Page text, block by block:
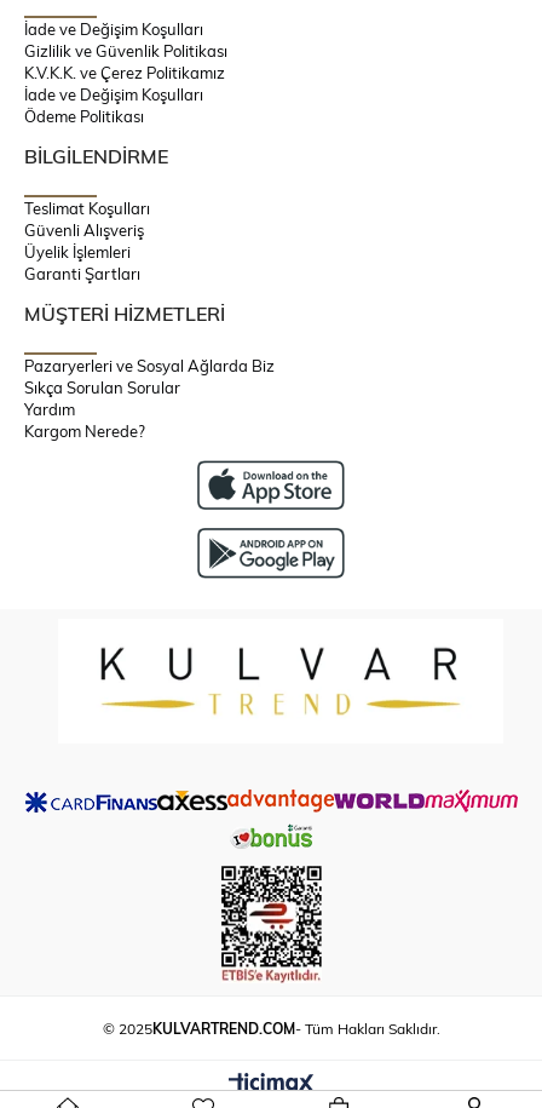
İade ve Değişim Koşulları
Gizlilik ve Güvenlik Politikası
K.V.K.K. ve Çerez Politikamız
İade ve Değişim Koşulları
Ödeme Politikası
BİLGİLENDİRME
Teslimat Koşulları
Güvenli Alışveriş
Üyelik İşlemleri
Garanti Şartları
MÜŞTERİ HİZMETLERİ
Pazaryerleri ve Sosyal Ağlarda Biz
Sıkça Sorulan Sorular
Yardım
Kargom Nerede?
© 2025KULVARTREND.COM- Tüm Hakları Saklıdır.